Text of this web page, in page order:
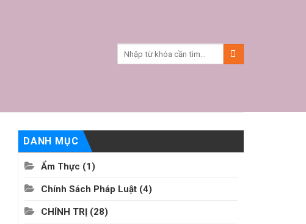
DANH MỤC
Ẩm Thực (1)
Chính Sách Pháp Luật (4)
CHÍNH TRỊ (28)